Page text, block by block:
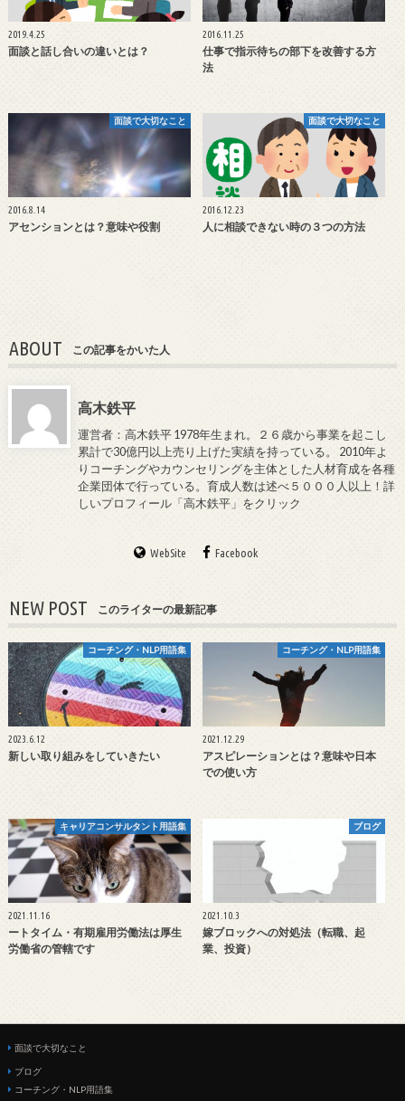
2019.4.25
面談と話し合いの違いとは？
2016.11.25
仕事で指示待ちの部下を改善する方
法
面談で大切なこと
2016.8.14
アセンションとは？意味や役割
面談で大切なこと
2016.12.23
人に相談できない時の３つの方法
ABOUT この記事をかいた人
高木鉄平
運営者：高木鉄平 1978年生まれ。２６歳から事業を起こし
累計で30億円以上売り上げた実績を持っている。 2010年よ
りコーチングやカウンセリングを主体とした人材育成を各種
企業団体で行っている。育成人数は述べ５０００人以上！詳
しいプロフィール「高木鉄平」をクリック
WebSite Facebook
NEW POST このライターの最新記事
コーチング・NLP用語集
2023.6.12
新しい取り組みをしていきたい
コーチング・NLP用語集
2021.12.29
アスピレーションとは？意味や日本
での使い方
キャリアコンサルタント用語集
2021.11.16
ートタイム・有期雇用労働法は厚生
労働省の管轄です
ブログ
2021.10.3
嫁ブロックへの対処法（転職、起
業、投資）
面談で大切なこと
ブログ
コーチング・NLP用語集